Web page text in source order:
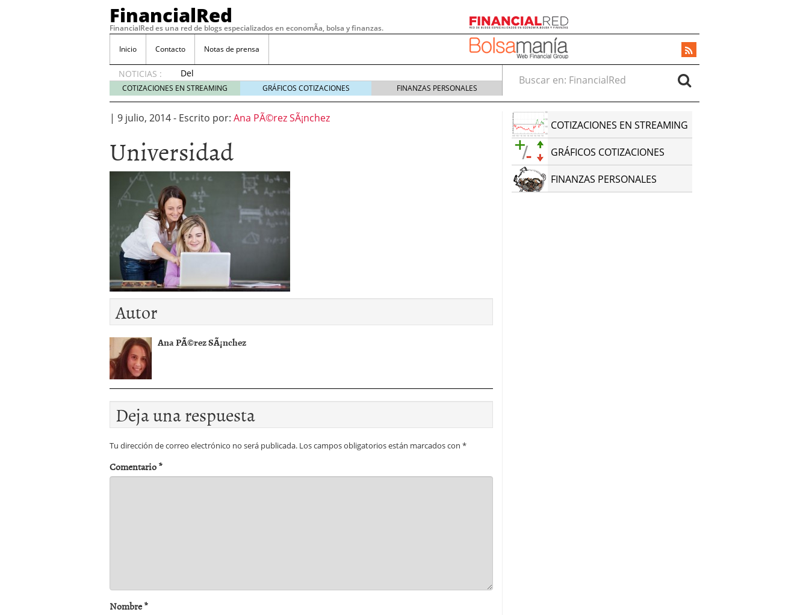
FinancialRed
FinancialRed es una red de blogs especializados en economÃ­a, bolsa y finanzas.
Inicio Contacto Notas de prensa
NOTICIAS :
Del
depósito
a la
cómo
cambiando
la
gestión
del
ahorro
en
España
05/08/2026
Seguros de convenio en pymes: la obligación que muchas empresas
descubren cuando ya es demasiado tarde
ReseÃ±a de SIFX: Lo Que Deben Saber los Traders Mexicanos Antes de
Operar
29/06/2026
Crear empresa online vs proceso tradicional: ventajas reales para pymes
29/05/2026
26/05/2026
COTIZACIONES EN STREAMING GRÁFICOS COTIZACIONES FINANZAS PERSONALES
Buscar en:
| 9 julio, 2014- Escrito por: Ana PÃ©rez SÃ¡nchez
Universidad
Autor
Ana PÃ©rez SÃ¡nchez
Deja una respuesta
Tu dirección de correo electrónico no será publicada. Los campos obligatorios están marcados con *
Comentario*
Nombre*
COTIZACIONES EN STREAMING
GRÁFICOS COTIZACIONES
FINANZAS PERSONALES